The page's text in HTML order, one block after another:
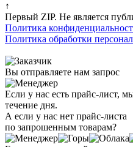
↑
Первый ZIP. Не является
Политика
Политика обработки
Вы отправляете нам запрос
Если у нас есть прайс-лист,
течение дня.
А если у нас нет прайс-листа
по запрошенным товарам?